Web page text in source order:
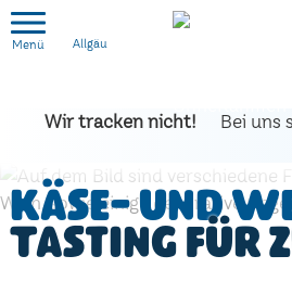
Allgäu
Wir tracken nicht!
Bei uns
Käse- und
Tasting für